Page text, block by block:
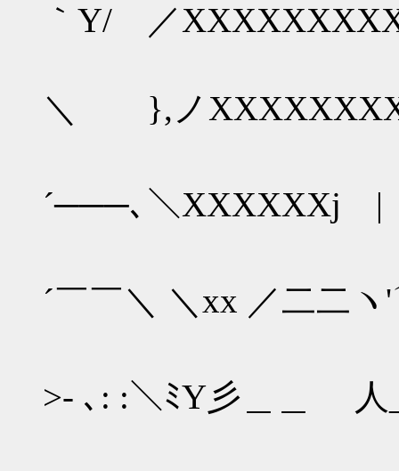
｀Y/ ／
＼ },ノ
´───､＼
´￣￣＼ ＼xx ／二二
>‐ ､: :＼ﾐY彡＿＿ 人